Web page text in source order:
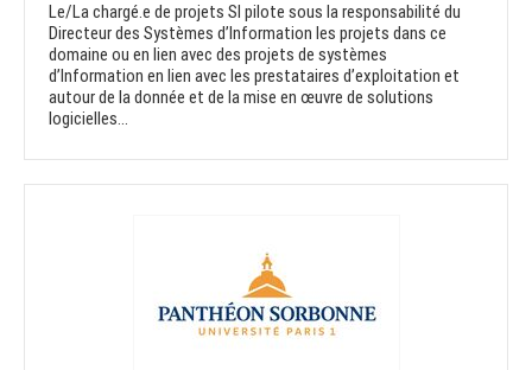
Le/La chargé.e de projets SI pilote sous la responsabilité du
Directeur des Systèmes d’Information les projets dans ce
domaine ou en lien avec des projets de systèmes
d’Information en lien avec les prestataires d’exploitation et
autour de la donnée et de la mise en œuvre de solutions
logicielles...